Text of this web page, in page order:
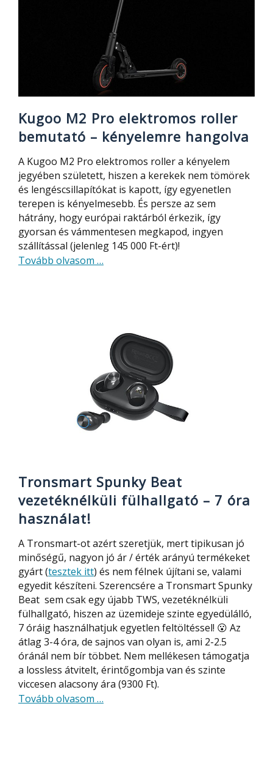
Kugoo M2 Pro elektromos roller
bemutató – kényelemre hangolva
A Kugoo M2 Pro elektromos roller a kényelem
jegyében született, hiszen a kerekek nem tömörek
és lengéscsillapítókat is kapott, így egyenetlen
terepen is kényelmesebb. És persze az sem
hátrány, hogy európai raktárból érkezik, így
gyorsan és vámmentesen megkapod, ingyen
szállítással (jelenleg 145 000 Ft-ért)!
Tovább olvasom about
roller
bemutató
kényelemre
hangolva
…
Tronsmart Spunky Beat
vezetéknélküli fülhallgató – 7 óra
használat!
A Tronsmart-ot azért szeretjük, mert tipikusan jó
minőségű, nagyon jó ár / érték arányú termékeket
gyárt (tesztek itt) és nem félnek újítani se, valami
egyedit készíteni. Szerencsére a Tronsmart Spunky
Beat sem csak egy újabb TWS, vezetéknélküli
fülhallgató, hiszen az üzemideje szinte egyedülálló,
7 óráig használhatjuk egyetlen feltöltéssel! 😮 Az
átlag 3-4 óra, de sajnos van olyan is, ami 2-2.5
óránál nem bír többet. Nem mellékesen támogatja
a lossless átvitelt, érintőgombja van és szinte
viccesen alacsony ára (9300 Ft).
Tovább olvasom about
…